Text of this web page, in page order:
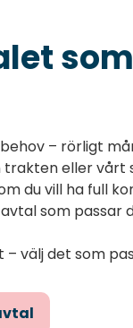
– rörligt
trakten eller
du vill ha full
som passar
välj det som